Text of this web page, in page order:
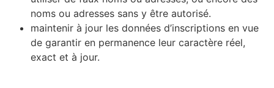
noms ou adresses sans y être autorisé.
maintenir à jour les données d’inscriptions en vue
de garantir en permanence leur caractère réel,
exact et à jour.